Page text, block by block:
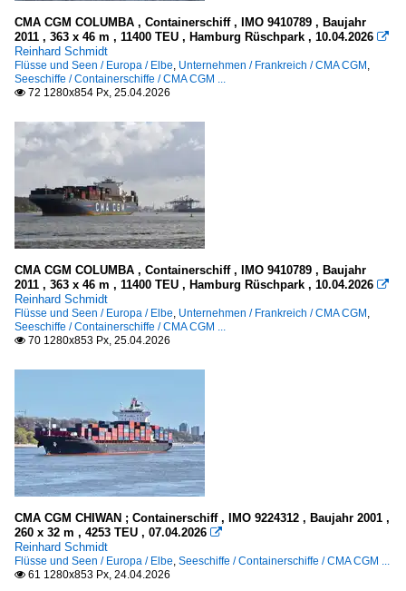
CMA CGM COLUMBA , Containerschiff , IMO 9410789 , Baujahr
2011 , 363 x 46 m , 11400 TEU , Hamburg Rüschpark , 10.04.2026 
Reinhard Schmidt
Flüsse und Seen / Europa / Elbe, Unternehmen / Frankreich / CMA CGM ,
Seeschiffe / Containerschiffe / CMA CGM ...
 72 1280x854 Px, 25.04.2026
CMA CGM COLUMBA , Containerschiff , IMO 9410789 , Baujahr
2011 , 363 x 46 m , 11400 TEU , Hamburg Rüschpark , 10.04.2026 
Reinhard Schmidt
Flüsse und Seen / Europa / Elbe, Unternehmen / Frankreich / CMA CGM ,
Seeschiffe / Containerschiffe / CMA CGM ...
 70 1280x853 Px, 25.04.2026
CMA CGM CHIWAN ; Containerschiff , IMO 9224312 , Baujahr 2001 ,
260 x 32 m , 4253 TEU , 07.04.2026 
Reinhard Schmidt
Flüsse und Seen / Europa / Elbe, Seeschiffe / Containerschiffe / CMA CGM ...
 61 1280x853 Px, 24.04.2026